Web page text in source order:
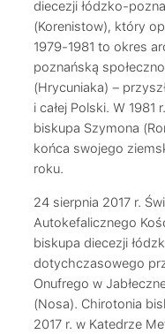
diecezji łódzko-
(Korenistow), który
1979-1981 to okres
poznańską
(Hrycuniaka) –
i całej Polski. W 1981
biskupa Szymona
końca swojego
roku.
24 sierpnia 2017 r.
Autokefalicznego
biskupa diecezji
dotychczasowego
Onufrego w
(Nosa). Chirotonia
2017 r. w Katedrze